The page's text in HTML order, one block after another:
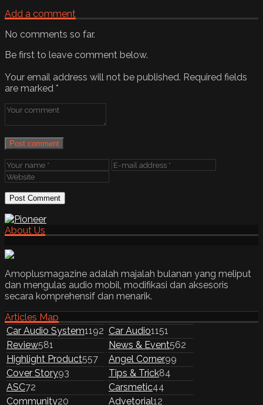
Add a comment
No comments so far.
Be first to leave comment below.
Your email address will not be published. Required fields
are marked *
Post comment
About Us
Amoplusmagazine adalah majalah bulanan yang meliput
dan mengulas audio mobil, modifikasi dan aksesoris
secara komprehensif dan menarik.
Articles Map
Car Audio System1192 Car Audio1151
Review581 News & Event562
Highlight Product557 Angel Corner99
Cover Story93 Tips & Trick84
ASC72 Carsmetic44
Community20 Advetorial12